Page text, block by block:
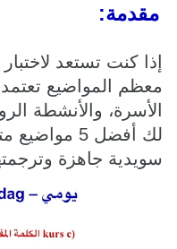
مقدمة:
معظم المواضيع تعتمد
الأسرة، والأنشطة
سويدية جاهزة